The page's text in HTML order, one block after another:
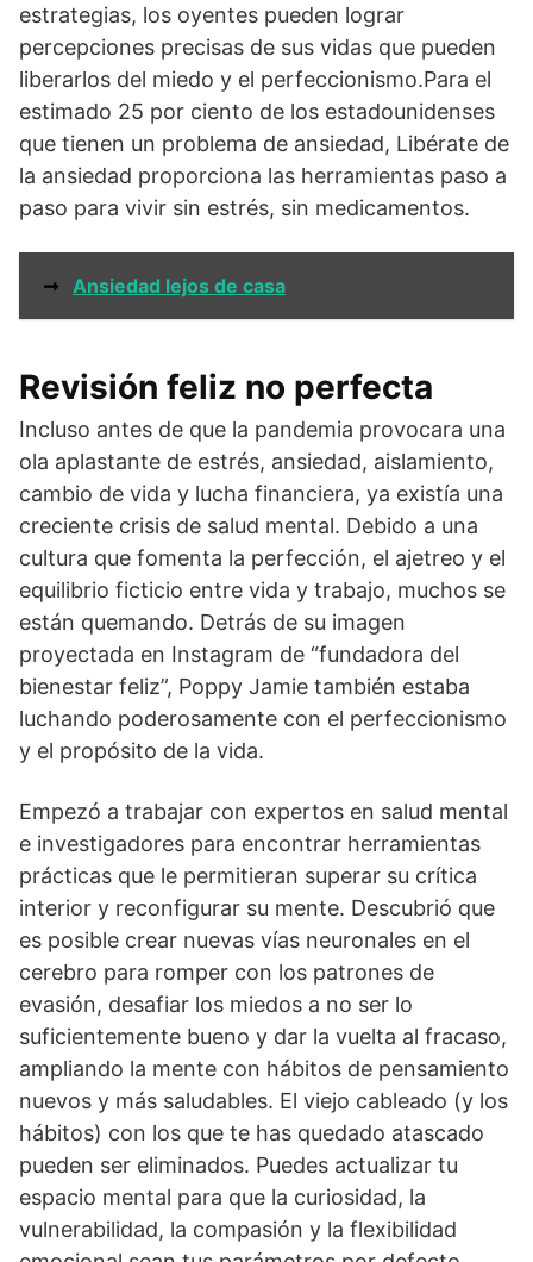
estrategias, los oyentes pueden lograr
percepciones precisas de sus vidas que pueden
liberarlos del miedo y el perfeccionismo.Para el
estimado 25 por ciento de los estadounidenses
que tienen un problema de ansiedad, Libérate de
la ansiedad proporciona las herramientas paso a
paso para vivir sin estrés, sin medicamentos.
➞ Ansiedad lejos de casa
Revisión feliz no perfecta
Incluso antes de que la pandemia provocara una
ola aplastante de estrés, ansiedad, aislamiento,
cambio de vida y lucha financiera, ya existía una
creciente crisis de salud mental. Debido a una
cultura que fomenta la perfección, el ajetreo y el
equilibrio ficticio entre vida y trabajo, muchos se
están quemando. Detrás de su imagen
proyectada en Instagram de “fundadora del
bienestar feliz”, Poppy Jamie también estaba
luchando poderosamente con el perfeccionismo
y el propósito de la vida.
Empezó a trabajar con expertos en salud mental
e investigadores para encontrar herramientas
prácticas que le permitieran superar su crítica
interior y reconfigurar su mente. Descubrió que
es posible crear nuevas vías neuronales en el
cerebro para romper con los patrones de
evasión, desafiar los miedos a no ser lo
suficientemente bueno y dar la vuelta al fracaso,
ampliando la mente con hábitos de pensamiento
nuevos y más saludables. El viejo cableado (y los
hábitos) con los que te has quedado atascado
pueden ser eliminados. Puedes actualizar tu
espacio mental para que la curiosidad, la
vulnerabilidad, la compasión y la flexibilidad